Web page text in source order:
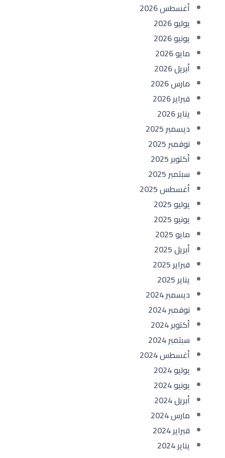
أغسطس 2026
يوليو 2026
يونيو 2026
مايو 2026
أبريل 2026
مارس 2026
فبراير 2026
يناير 2026
ديسمبر 2025
نوفمبر 2025
أكتوبر 2025
سبتمبر 2025
أغسطس 2025
يوليو 2025
يونيو 2025
مايو 2025
أبريل 2025
فبراير 2025
يناير 2025
ديسمبر 2024
نوفمبر 2024
أكتوبر 2024
سبتمبر 2024
أغسطس 2024
يوليو 2024
يونيو 2024
أبريل 2024
مارس 2024
فبراير 2024
يناير 2024